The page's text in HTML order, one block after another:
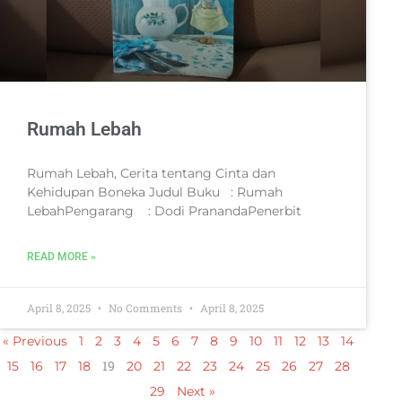
Rumah Lebah
Rumah Lebah, Cerita tentang Cinta dan
Kehidupan Boneka Judul Buku : Rumah
LebahPengarang : Dodi PranandaPenerbit
READ MORE »
April 8, 2025 No Comments April 8, 2025
« Previous 1 2 3 4 5 6 7 8 9 10 11 12 13
14
15
16 17 18 19 20 21 22 23 24 25 26 27
28
29
Next »